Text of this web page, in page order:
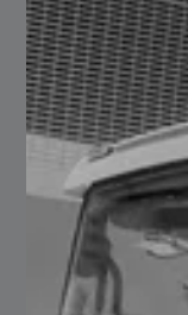
Grado
Engranes
Coronas
Piñones
Flechas
Árboles de
En el caso de